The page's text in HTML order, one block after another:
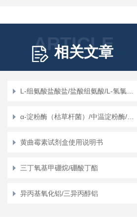
ARTICLE
相关文章
黄曲霉素试剂盒使用说明书
三丁氧基甲硼烷/硼酸丁酯
异丙基氧化铝/三异丙醇铝